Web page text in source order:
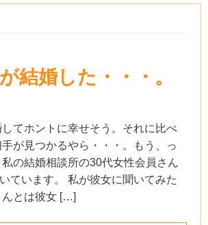
結婚した・・・。
してホントに幸せそう。それに比べ
が見つかるやら・・・。もう、っ
の結婚相談所の30代女性会員さん
ています。 私が彼女に聞いてみた
とは彼女 […]